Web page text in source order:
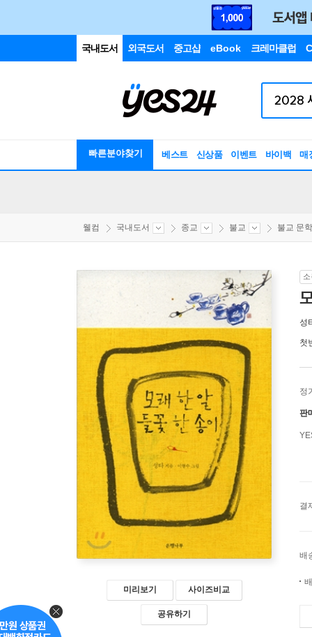
국내도서 외국도서 중고샵 eBook 크레마클럽
빠른분야찾기 베스트 신상품 이벤트 바이백 매
웰컴 국내도서 종교 불교 불교 문
미리보기 사이즈비교
공유하기
성
첫
정
판
결
배